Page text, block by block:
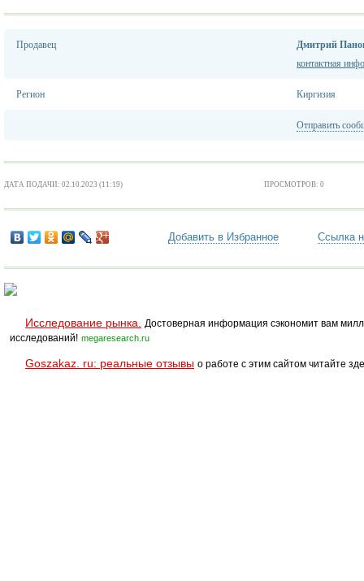
Продавец
Дмитрий
контактная
Регион Киргизия
Отправить
ДАТА ПОДАЧИ: 02.10.2023 (11:19) ПРОСМОТРОВ: 0
Добавить в Избранное Ссылка
Исследование рынка.
Достоверная информация сэкономит вам
исследований! megaresearch.ru
Goszakaz. ru: реальные отзывы о работе с этим сайтом читайте